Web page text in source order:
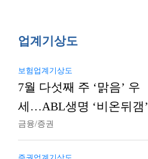
업계기상도
보험업계기상도
7월 다섯째 주 ‘맑음’ 우
세…ABL생명 ‘비온뒤갬’
금융/증권